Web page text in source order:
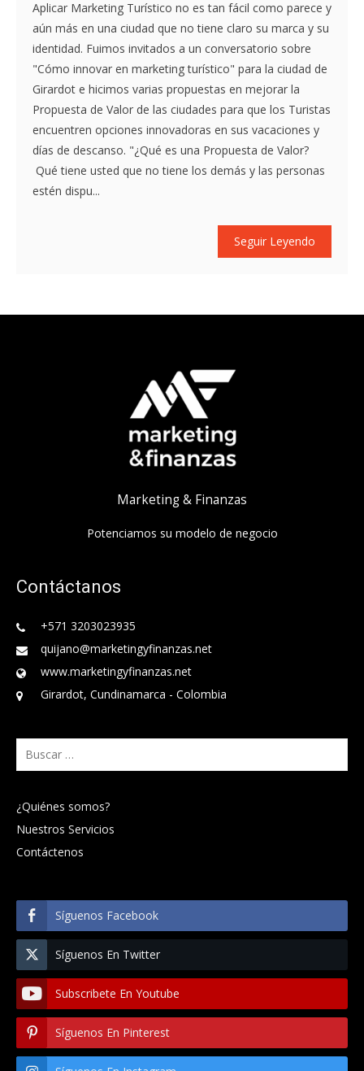
Aplicar Marketing Turístico no es tan fácil como parece y
aún más en una ciudad que no tiene claro su marca y su
identidad. Fuimos invitados a un conversatorio sobre
"Cómo innovar en marketing turístico" para la ciudad de
Girardot e hicimos varias propuestas en mejorar la
Propuesta de Valor de las ciudades para que los Turistas
encuentren opciones innovadoras en sus vacaciones y
días de descanso. "¿Qué es una Propuesta de Valor?
Qué tiene usted que no tiene los demás y las personas
estén dispu...
Seguir Leyendo
Marketing & Finanzas
Potenciamos su modelo de negocio
Contáctanos
+571 3203023935
quijano@marketingyfinanzas.net
www.marketingyfinanzas.net
Girardot, Cundinamarca - Colombia
Buscar:
¿Quiénes somos?
Nuestros Servicios
Contáctenos
Síguenos Facebook
Síguenos En Twitter
Subscribete En Youtube
Síguenos En Pinterest